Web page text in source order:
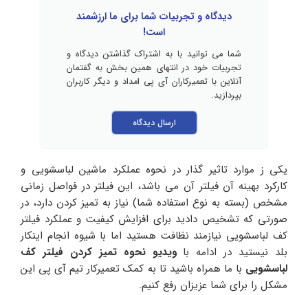
دیدگاه و تجربیات شما برای ما ارزشمند
است!
شما می توانید با به اشتراک گذاشتن دیدگاه و
تجربیات خود در انتهای همین بخش به گفتمان
آنلاین با تعمیرکاران آی پی امداد و دیگر کاربران
بپردازید.
ارسال دیدگاه
یکی ز موارد تاثیر گذار در نحوه عملکرد ماشین لباسشویی و
کارکرد بهینه آن فیلتر آن می باشد، این فیلتر در فواصل زمانی
مشخص (بسته به نوع استفاده شما) نیاز به تمیز کردن دارد، در
صورتی که تشخیص دادید برای افزایش کیفیت و عملکرد فیلتر
کف لباسشویی نیازمند نظافت هستید اما با شیوه انجام اینکار
بلد نیستید در ادامه باویدیو نحوه تمیز کردن فیلتر کف
لباسشویی با ما همراه باشید تا به کمک تعمیرکار تیم آی پی این
مشکل را برای شما عزیزان رفع کنیم.